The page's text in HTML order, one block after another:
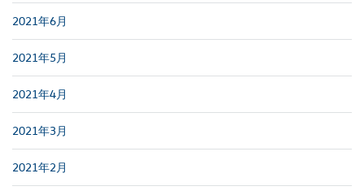
2021年6月
2021年5月
2021年4月
2021年3月
2021年2月